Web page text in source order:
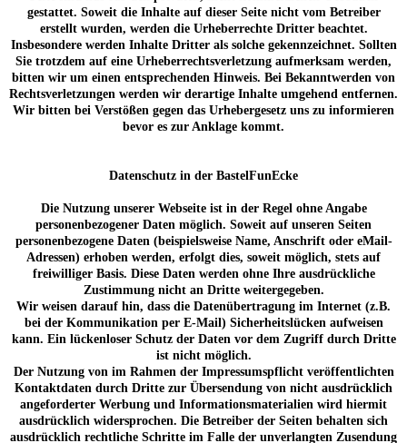
gestattet. Soweit die Inhalte auf dieser Seite nicht vom Betreiber
erstellt wurden, werden die Urheberrechte Dritter beachtet.
Insbesondere werden Inhalte Dritter als solche gekennzeichnet. Sollten
Sie trotzdem auf eine Urheberrechtsverletzung aufmerksam werden,
bitten wir um einen entsprechenden Hinweis. Bei Bekanntwerden von
Rechtsverletzungen werden wir derartige Inhalte umgehend entfernen.
Wir bitten bei Verstößen gegen das Urhebergesetz uns zu informieren
bevor es zur Anklage kommt.
Datenschutz in der BastelFunEcke
Die Nutzung unserer Webseite ist in der Regel ohne Angabe
personenbezogener Daten möglich. Soweit auf unseren Seiten
personenbezogene Daten (beispielsweise Name, Anschrift oder eMail-
Adressen) erhoben werden, erfolgt dies, soweit möglich, stets auf
freiwilliger Basis. Diese Daten werden ohne Ihre ausdrückliche
Zustimmung nicht an Dritte weitergegeben.
Wir weisen darauf hin, dass die Datenübertragung im Internet (z.B.
bei der Kommunikation per E-Mail) Sicherheitslücken aufweisen
kann. Ein lückenloser Schutz der Daten vor dem Zugriff durch Dritte
ist nicht möglich.
Der Nutzung von im Rahmen der Impressumspflicht veröffentlichten
Kontaktdaten durch Dritte zur Übersendung von nicht ausdrücklich
angeforderter Werbung und Informationsmaterialien wird hiermit
ausdrücklich widersprochen. Die Betreiber der Seiten behalten sich
ausdrücklich rechtliche Schritte im Falle der unverlangten Zusendung